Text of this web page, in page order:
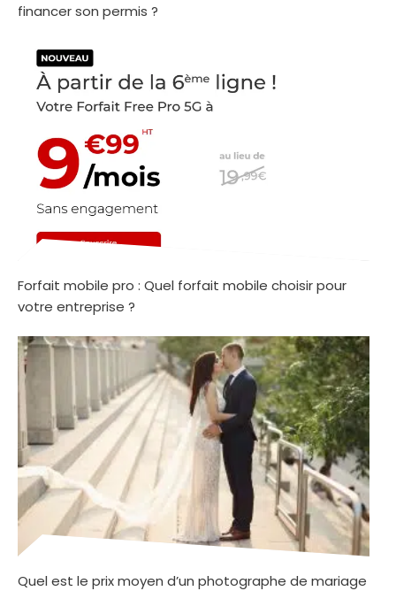
financer son permis ?
Forfait mobile pro : Quel forfait mobile choisir pour
votre entreprise ?
Quel est le prix moyen d’un photographe de mariage